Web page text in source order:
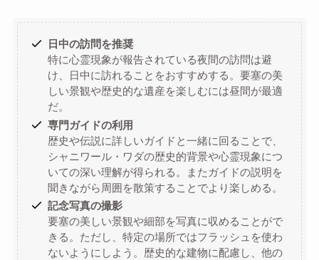
日中の訪問を推奨
特に心霊現象が報告されている夜間の訪問は避
け、日中に訪れることをおすすめする。要塞の美
しい景観や歴史的な遺産を楽しむには昼間が最適
だ。
専門ガイドの利用
歴史や伝説に詳しいガイドと一緒に回ることで、
シャニワール・ワダの歴史的背景や心霊現象につ
いての深い理解が得られる。またガイドの説明を
聞きながら周囲を散策することでより楽しめる。
記念写真の撮影
要塞の美しい景観や細部を写真に収めることがで
きる。ただし、特定の場所ではフラッシュを使わ
ないようにしよう。歴史的な建物に配慮し、他の